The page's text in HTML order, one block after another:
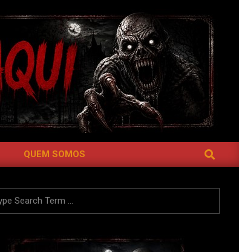
QUEM SOMOS SEARCH